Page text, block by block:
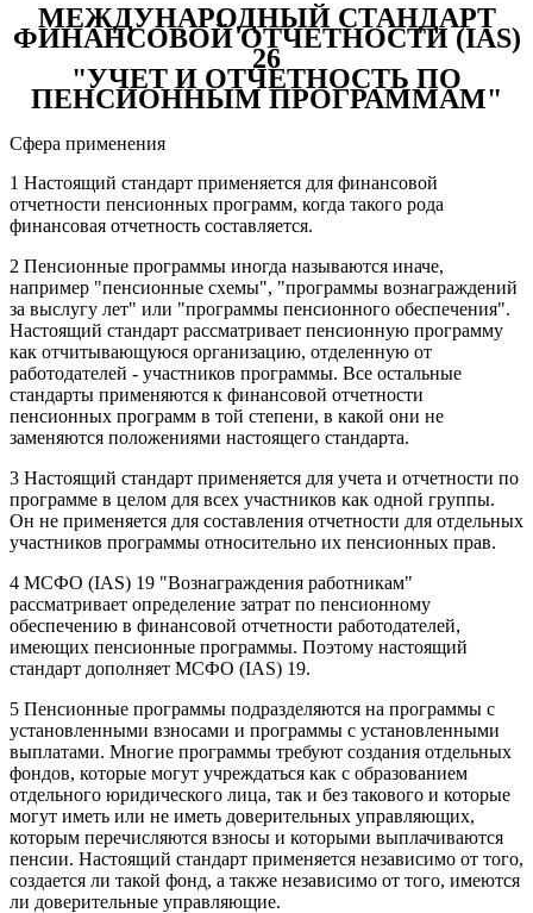
МЕЖДУНАРОДНЫЙ СТАНДАРТ
ФИНАНСОВОЙ ОТЧЕТНОСТИ (IAS)
26
"УЧЕТ И ОТЧЕТНОСТЬ ПО
ПЕНСИОННЫМ ПРОГРАММАМ"
Сфера применения
1 Настоящий стандарт применяется для финансовой
отчетности пенсионных программ, когда такого рода
финансовая отчетность составляется.
2 Пенсионные программы иногда называются иначе,
например "пенсионные схемы", "программы вознаграждений
за выслугу лет" или "программы пенсионного обеспечения".
Настоящий стандарт рассматривает пенсионную программу
как отчитывающуюся организацию, отделенную от
работодателей - участников программы. Все остальные
стандарты применяются к финансовой отчетности
пенсионных программ в той степени, в какой они не
заменяются положениями настоящего стандарта.
3 Настоящий стандарт применяется для учета и отчетности по
программе в целом для всех участников как одной группы.
Он не применяется для составления отчетности для отдельных
участников программы относительно их пенсионных прав.
4 МСФО (IAS) 19 "Вознаграждения работникам"
рассматривает определение затрат по пенсионному
обеспечению в финансовой отчетности работодателей,
имеющих пенсионные программы. Поэтому настоящий
стандарт дополняет МСФО (IAS) 19.
5 Пенсионные программы подразделяются на программы с
установленными взносами и программы с установленными
выплатами. Многие программы требуют создания отдельных
фондов, которые могут учреждаться как с образованием
отдельного юридического лица, так и без такового и которые
могут иметь или не иметь доверительных управляющих,
которым перечисляются взносы и которыми выплачиваются
пенсии. Настоящий стандарт применяется независимо от того,
создается ли такой фонд, а также независимо от того, имеются
ли доверительные управляющие.